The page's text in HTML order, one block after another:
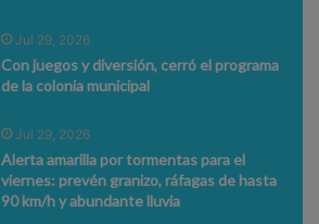
Jul 29, 2026
Con juegos y diversión, cerró el programa
de la colonia municipal
Jul 29, 2026
Alerta amarilla por tormentas para el
viernes: prevén granizo, ráfagas de hasta
90 km/h y abundante lluvia